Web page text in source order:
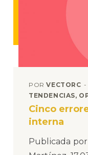
PORVECTORC
TENDENCIAS,
Cinco
interna
Publicada